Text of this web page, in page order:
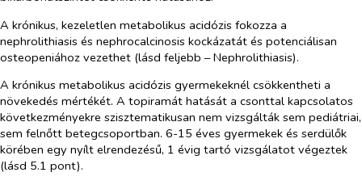
A krónikus, kezeletlen metabolikus acidózis fokozza a
nephrolithiasis és nephrocalcinosis kockázatát és potenciálisan
osteopeniához vezethet (lásd feljebb – Nephrolithiasis).
A krónikus metabolikus acidózis gyermekeknél csökkentheti a
növekedés mértékét. A topiramát hatását a csonttal kapcsolatos
következményekre szisztematikusan nem vizsgálták sem pediátriai,
sem felnőtt betegcsoportban. 6-15 éves gyermekek és serdülők
körében egy nyílt elrendezésű, 1 évig tartó vizsgálatot végeztek
(lásd 5.1 pont).